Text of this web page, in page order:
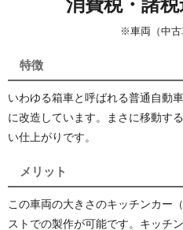
消費税・諸税
※車両（中古
特徴
いわゆる箱車と呼ばれる普通自動
に改造しています。まさに移動す
い仕上がりです。
メリット
この車両の大きさのキッチンカー
ストでの製作が可能です。キッチ